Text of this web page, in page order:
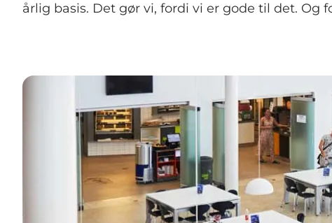
årlig basis. Det gør vi, fordi vi er gode til det.